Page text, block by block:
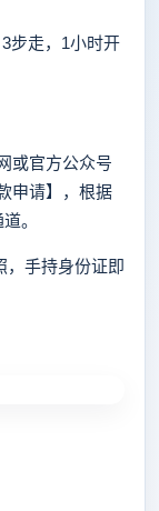
走，1小时开
或官方公众号
申请】，根据
。
手持身份证即